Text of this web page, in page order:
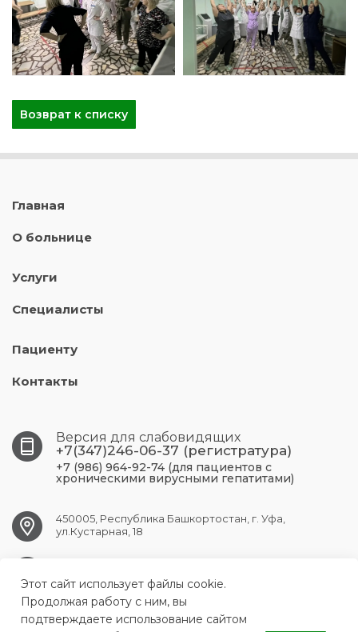
Возврат к списку
Главная
О больнице
Услуги
Специалисты
Пациенту
Контакты
Версия для слабовидящих
+7(347)246-06-37 (регистратура)
+7 (986) 964-92-74 (для пациентов с
хроническими вирусными гепатитами)
450005, Республика Башкортостан, г. Уфа,
ул.Кустарная, 18
Этот сайт использует файлы cookie.
Продолжая работу с ним, вы
подтверждаете использование сайтом